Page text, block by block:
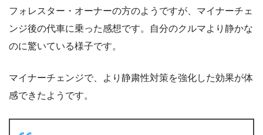
フォレスター・オーナーの方のようですが、マイナーチェ
ンジ後の代車に乗った感想です。自分のクルマより静かな
のに驚いている様子です。
マイナーチェンジで、より静粛性対策を強化した効果が体
感できたようです。